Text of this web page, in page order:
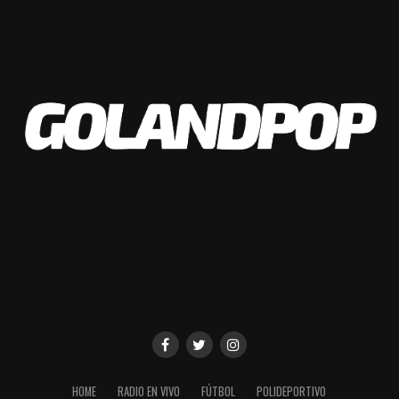
HOME RADIO EN VIVO FÚTBOL POLIDEPORTIVO